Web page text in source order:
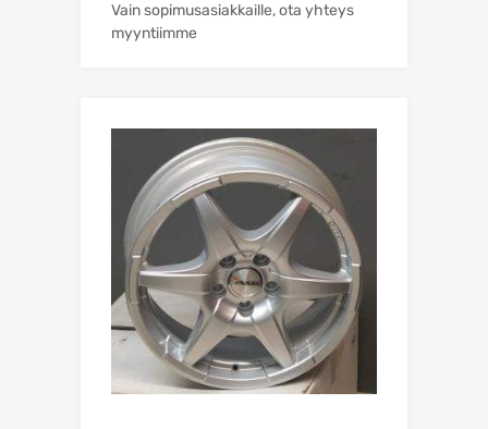
Vain sopimusasiakkaille, ota yhteys
myyntiimme